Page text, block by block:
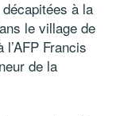
à la
le village de
Francis
de la